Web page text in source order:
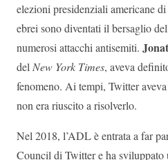
elezioni presidenziali americane
ebrei sono diventati il bersaglio
numerosi attacchi antisemiti.
del New York Times, aveva
fenomeno. Ai tempi, Twitter
non era riuscito a risolverlo.
Nel 2018, l’ADL è entrata a far
Council di Twitter e ha sviluppato